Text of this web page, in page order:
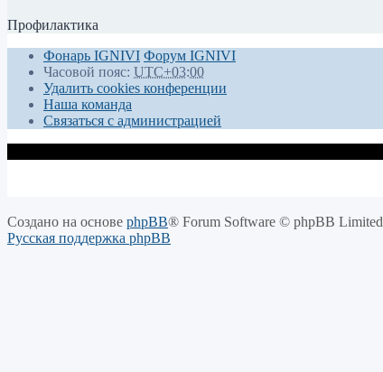
Профилактика
Фонарь IGNIVI Форум IGNIVI
Часовой пояс: UTC+03:00
Удалить cookies конференции
Наша команда
Связаться с администрацией
Создано на основе phpBB® Forum Software © phpBB Limited
Русская поддержка phpBB